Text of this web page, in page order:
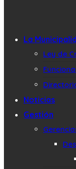
La
Ley de
Noticias
Gestión